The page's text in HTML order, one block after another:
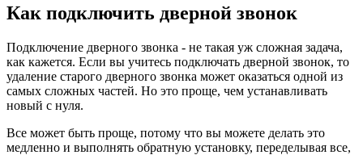
Как подключить дверной звонок
Подключение дверного звонка - не такая уж сложная задача,
как кажется. Если вы учитесь подключать дверной звонок, то
удаление старого дверного звонка может оказаться одной из
самых сложных частей. Но это проще, чем устанавливать
новый с нуля.
Все может быть проще, потому что вы можете делать это
медленно и выполнять обратную установку, переделывая все,